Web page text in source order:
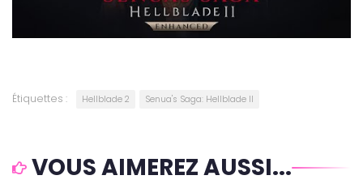
Étiquettes : Hellblade 2 Senua's Saga: Hellblade II
VOUS AIMEREZ AUSSI...